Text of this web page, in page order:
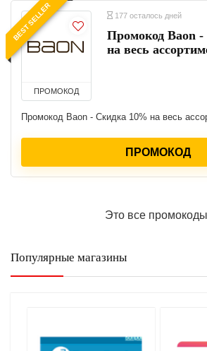
BEST SELLER
ПРОМОКОД
177 осталось дней
Промокод Baon
на весь
Промокод Baon - Скидка 10% на весь
ПРОМОКОД
Это все
Популярные магазины